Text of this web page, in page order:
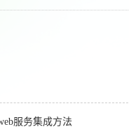
服务集成方法